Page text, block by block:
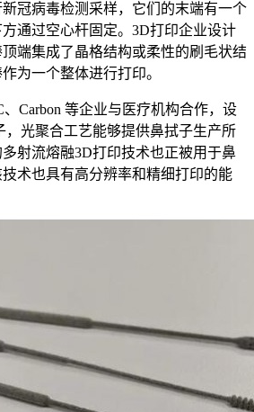
冠病毒检测采样，它们的末端有一个
通过空心杆固定。3D打印企业设计
端集成了晶格结构或柔性的刷毛状结
为一个整体进行打印。
、Carbon 等企业与医疗机构合作，设
，光聚合工艺能够提供鼻拭子生产所
射流熔融3D打印技术也正被用于鼻
术也具有高分辨率和精细打印的能